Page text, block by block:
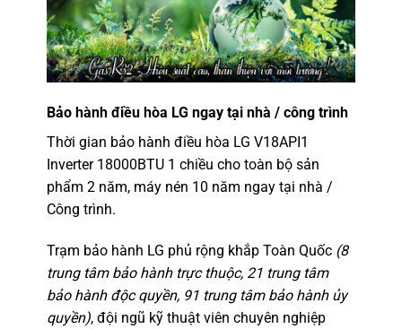
Bảo hành điều hòa LG ngay tại nhà / công trình
Thời gian bảo hành điều hòa LG V18API1
Inverter 18000BTU 1 chiều cho toàn bộ sản
phẩm 2 năm, máy nén 10 năm ngay tại nhà /
Công trình.
Trạm bảo hành LG phủ rộng khắp Toàn Quốc (8
trung tâm bảo hành trực thuộc, 21 trung tâm
bảo hành độc quyền, 91 trung tâm bảo hành ủy
quyền), đội ngũ kỹ thuật viên chuyên nghiệp